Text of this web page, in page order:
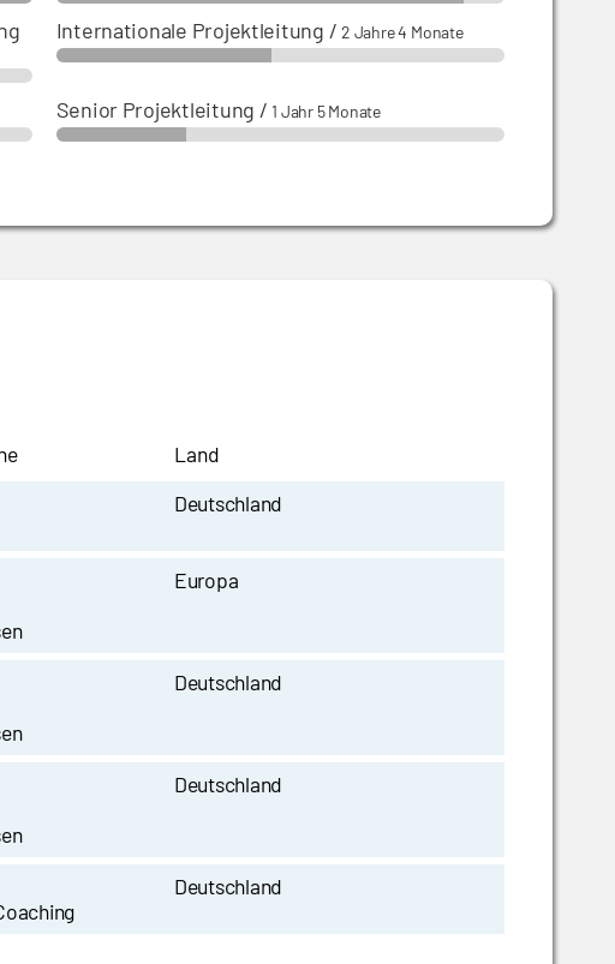
Internationale Projektleitung /2 Jahre 4 Monate
Senior Projektleitung /1 Jahr 5 Monate
Land
Deutschland
Europa
Deutschland
Deutschland
Deutschland